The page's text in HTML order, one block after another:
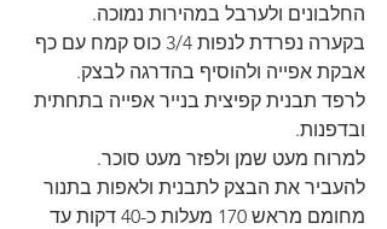
החלבונים ולערבל במהירות נמוכה.
בקערה נפרדת לנפות 3/4 כוס קמח עם כף
אבקת אפייה ולהוסיף בהדרגה לבצק.
לרפד תבנית קפיצית בנייר אפייה בתחתית
ובדפנות.
למרוח מעט שמן ולפזר מעט סוכר.
להעביר את הבצק לתבנית ולאפות בתנור
מחומם מראש 170 מעלות כ-40 דקות עד